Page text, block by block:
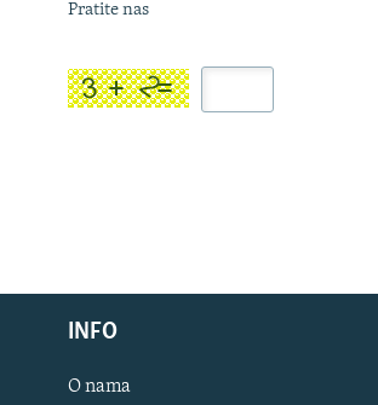
Pratite nas
INFO
O nama